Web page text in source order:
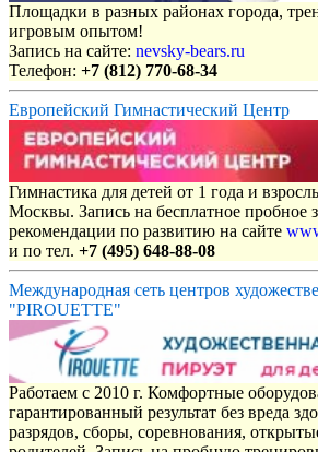
Площадки в разных районах города,
игровым опытом!
Запись на сайте: nevsky-bears.ru
Телефон: +7 (812) 770-68-34
Европейский Гимнастический Центр
Гимнастика для детей от 1 года и
Москвы. Запись на бесплатное пробное
рекомендации по развитию на сайте
и по тел. +7 (495) 648-88-08
Международная сеть центров
"PIROUETTE"
Работаем с 2010 г. Комфортные
гарантированный результат без вреда
разрядов, сборы, соревнования,